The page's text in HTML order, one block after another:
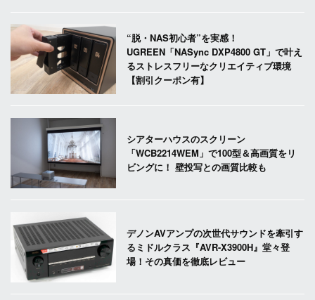
“脱・NAS初心者”を実感！
UGREEN「NASync DXP4800 GT」で叶え
るストレスフリーなクリエイティブ環境
【割引クーポン有】
シアターハウスのスクリーン
「WCB2214WEM」で100型＆高画質をリ
ビングに！ 壁投写との画質比較も
デノンAVアンプの次世代サウンドを牽引す
るミドルクラス『AVR-X3900H』堂々登
場！その真価を徹底レビュー